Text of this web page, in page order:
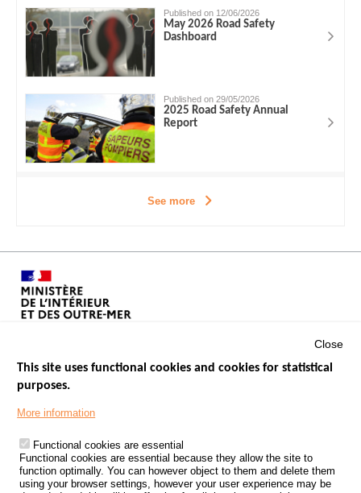
Published on 12/06/2026
May 2026 Road Safety
Dashboard
Published on 29/05/2026
2025 Road Safety Annual
Report
See more
Footer
PROCESSING OF PERSONAL DATA FROM ROAD ACCIDENTS
KNOWLEDGE CENTRE
Close
This site uses functional cookies and cookies for statistical
purposes.
More information
Functional cookies are essential
Functional cookies are essential because they allow the site to
function optimally. You can however object to them and delete them
using your browser settings, however your user experience may be